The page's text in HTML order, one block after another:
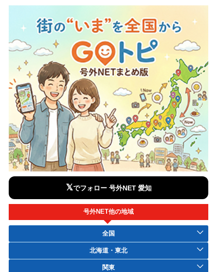
𝕏でフォロー 号外NET 愛知
号外NET他の地域
全国
北海道・東北
関東